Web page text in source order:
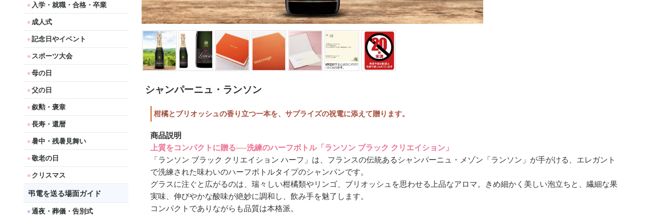
入学・就職・合格・卒業
成人式
記念日やイベント
スポーツ大会
母の日
父の日
叙勲・褒章
長寿・還暦
暑中・残暑見舞い
敬老の日
クリスマス
弔電を送る場面ガイド
通夜・葬儀・告別式
シャンパーニュ・ランソン
柑橘とブリオッシュの香り立つ一本を、サプライズの祝電に添えて贈ります。
商品説明
上質をコンパクトに贈る──洗練のハーフボトル「ランソン ブラック クリエイション」
「ランソン ブラック クリエイション ハーフ」は、フランスの伝統あるシャンパーニュ・メゾン「ランソン」が手がける、エレガント
で洗練された味わいのハーフボトルタイプのシャンパンです。
グラスに注ぐと広がるのは、瑞々しい柑橘類やリンゴ、ブリオッシュを思わせる上品なアロマ。きめ細かく美しい泡立ちと、繊細な果
実味、伸びやかな酸味が絶妙に調和し、飲み手を魅了します。
コンパクトでありながらも品質は本格派。